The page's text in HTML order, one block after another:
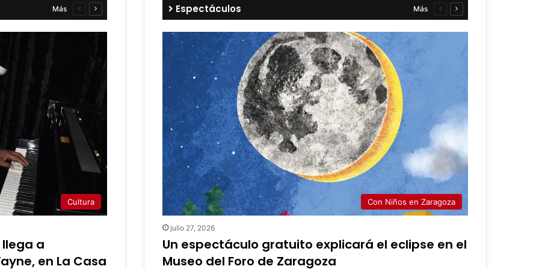
Más
Página
anteriorsiguiente
Cultura
a
en La Casa
Espectáculos Más
Página
anteriorsiguiente
Con Niños en Zaragoza
julio 27, 2026
Un espectáculo gratuito explicará el eclipse en el
Museo del Foro de Zaragoza